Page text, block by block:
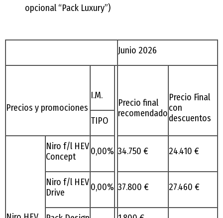
opcional “Pack Luxury”)
Junio 2026
Precios y promociones
I.M.
Precio final
recomendado
Precio Final
con
descuentos
TIPO
Niro f/l HEV
Concept
0,00% 34.750 € 24.410 €
Niro f/l HEV
Drive
0,00% 37.800 € 27.460 €